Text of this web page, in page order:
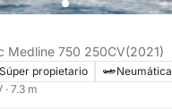
Neumática Zodiac Medline 750 250CV(2021)
Súper propietario
Neumática
· 7.3 m